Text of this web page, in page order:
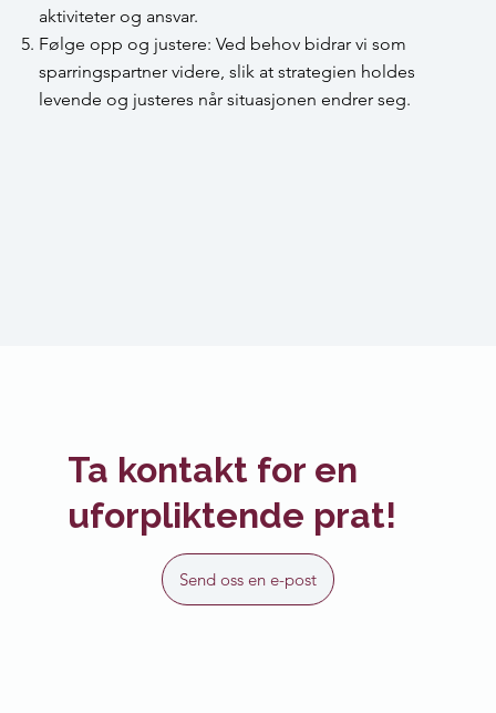
aktiviteter og ansvar.
Følge opp og justere: Ved behov bidrar vi som
sparringspartner videre, slik at strategien holdes
levende og justeres når situasjonen endrer seg.
Ta kontakt for en
uforpliktende prat!
Send oss en e-post